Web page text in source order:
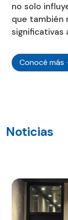
no solo
que también
significativas
Conocé más
Noticias